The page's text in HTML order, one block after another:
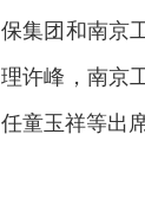
保集团和南京
理许峰，南京
任童玉祥等出